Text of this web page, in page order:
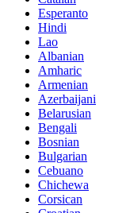
Esperanto
Hindi
Lao
Albanian
Amharic
Armenian
Azerbaijani
Belarusian
Bengali
Bosnian
Bulgarian
Cebuano
Chichewa
Corsican